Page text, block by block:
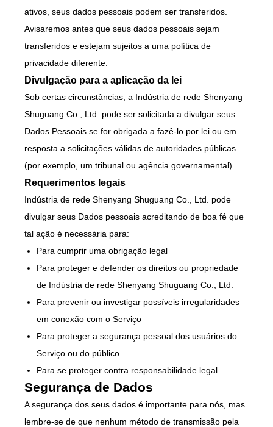
ativos, seus dados pessoais podem ser transferidos.
Avisaremos antes que seus dados pessoais sejam
transferidos e estejam sujeitos a uma política de
privacidade diferente.
Divulgação para a aplicação da lei
Sob certas circunstâncias, a Indústria de rede Shenyang
Shuguang Co., Ltd. pode ser solicitada a divulgar seus
Dados Pessoais se for obrigada a fazê-lo por lei ou em
resposta a solicitações válidas de autoridades públicas
(por exemplo, um tribunal ou agência governamental).
Requerimentos legais
Indústria de rede Shenyang Shuguang Co., Ltd. pode
divulgar seus Dados pessoais acreditando de boa fé que
tal ação é necessária para:
Para cumprir uma obrigação legal
Para proteger e defender os direitos ou propriedade
de Indústria de rede Shenyang Shuguang Co., Ltd.
Para prevenir ou investigar possíveis irregularidades
em conexão com o Serviço
Para proteger a segurança pessoal dos usuários do
Serviço ou do público
Para se proteger contra responsabilidade legal
Segurança de Dados
A segurança dos seus dados é importante para nós, mas
lembre-se de que nenhum método de transmissão pela